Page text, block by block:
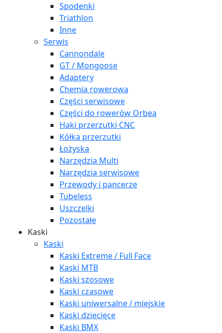
Spodenki
Triathlon
Inne
Serwis
Cannondale
GT / Mongoose
Adaptery
Chemia rowerowa
Części serwisowe
Części do rowerów Orbea
Haki przerzutki CNC
Kółka przerzutki
Łożyska
Narzędzia Multi
Narzędzia serwisowe
Przewody i pancerze
Tubeless
Uszczelki
Pozostałe
Kaski
Kaski
Kaski Extreme / Full Face
Kaski MTB
Kaski szosowe
Kaski czasowe
Kaski uniwersalne / miejskie
Kaski dziecięce
Kaski BMX